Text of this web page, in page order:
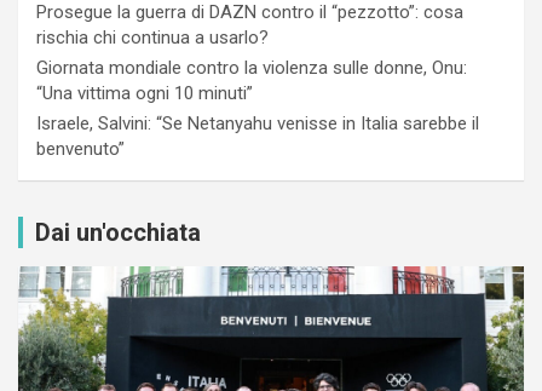
Prosegue la guerra di DAZN contro il “pezzotto”: cosa
rischia chi continua a usarlo?
Giornata mondiale contro la violenza sulle donne, Onu:
“Una vittima ogni 10 minuti”
Israele, Salvini: “Se Netanyahu venisse in Italia sarebbe il
benvenuto”
Dai un'occhiata